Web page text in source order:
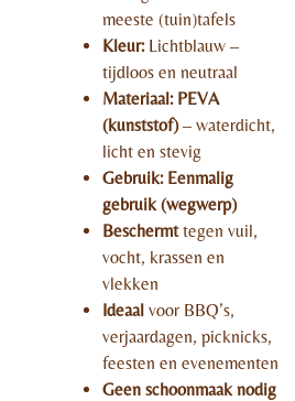
meeste (tuin)tafels
Kleur:Lichtblauw –
tijdloos en neutraal
Materiaal: PEVA
(kunststof)– waterdicht,
licht en stevig
Gebruik: Eenmalig
gebruik (wegwerp)
Beschermttegen vuil,
vocht, krassen en
vlekken
Ideaal voor BBQ’s,
verjaardagen, picknicks,
feesten en evenementen
Geen schoonmaak nodig